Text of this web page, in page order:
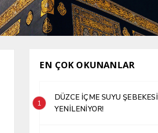
EN ÇOK OKUNANLAR
1
DÜZCE İÇME SUYU ŞEBEKESİ
YENİLENİYOR!